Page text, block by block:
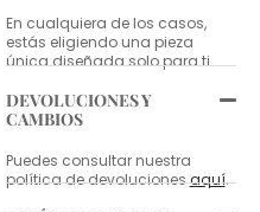
En cualquiera de los casos,
estás eligiendo una pieza
única diseñada solo para ti.
DEVOLUCIONES Y
CAMBIOS
Puedes consultar nuestra
política de devolucionesaquí.